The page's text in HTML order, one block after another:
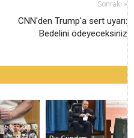
Sonraki »
CNN'den Trump'a sert uyarı:
Bedelini ödeyeceksiniz